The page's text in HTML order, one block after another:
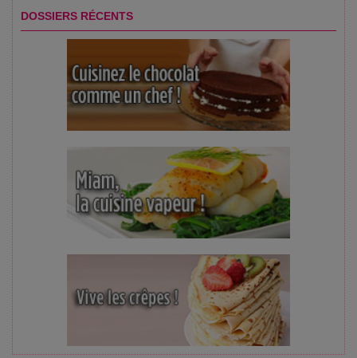
DOSSIERS RÉCENTS